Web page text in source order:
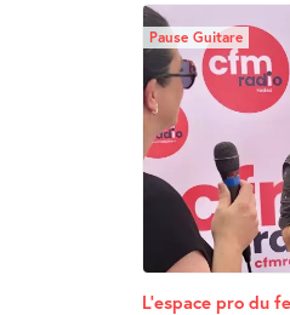
Pause Guitare
L’espace pro du